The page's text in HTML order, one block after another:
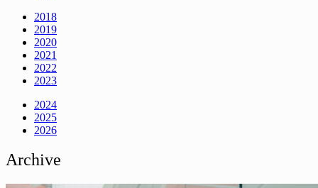
2018
2019
2020
2021
2022
2023
2024
2025
2026
Archive